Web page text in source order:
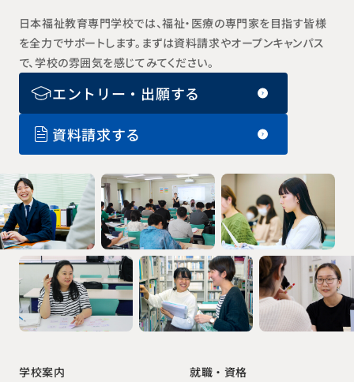
日本福祉教育専門学校では、福祉・医療の専門家を目指す皆様
を全力でサポートします。まずは資料請求やオープンキャンパス
で、学校の雰囲気を感じてみてください。
エントリー・出願する
資料請求する
学校案内 就職・資格